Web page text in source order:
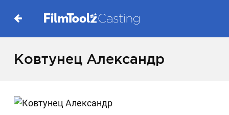
Ковтунец Александр